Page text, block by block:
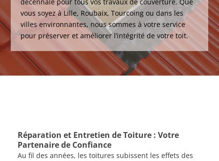
vous soyez à Lille, Roubaix, Tourcoing ou dans les
villes environnantes, nous sommes à votre service
pour préserver et améliorer l’intégrité de votre toit.
Réparation et Entretien de Toiture : Votre
Partenaire de Confiance
Au fil des années, les toitures subissent les effets des